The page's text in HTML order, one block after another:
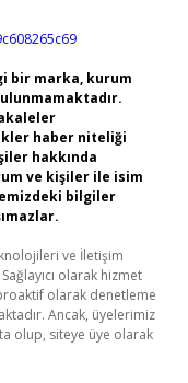
bir marka, kurum
haber niteliği
hakkında
ve kişiler ile isim
bilgiler
ve İletişim
olarak hizmet
olarak denetleme
Ancak, üyelerimiz
olup, siteye üye olarak